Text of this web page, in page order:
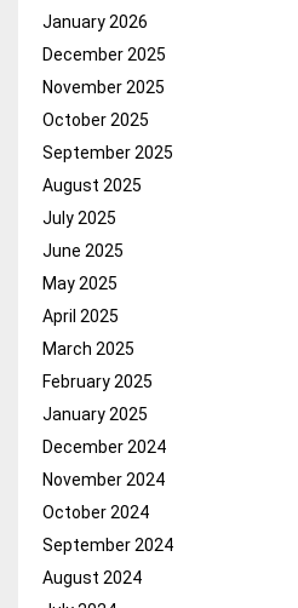
January 2026
December 2025
November 2025
October 2025
September 2025
August 2025
July 2025
June 2025
May 2025
April 2025
March 2025
February 2025
January 2025
December 2024
November 2024
October 2024
September 2024
August 2024